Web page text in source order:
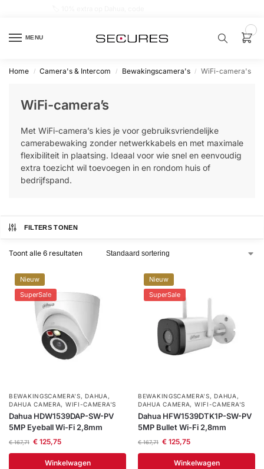
MENU
samenstellen
Alarm
met
Alarmsystemen
Camera's
Branddetectie
Inbraakbeveiliging
Contact Help Wagen
Home / Camera's & Intercom / Bewakingscamera's / WiFi-camera's
WiFi-camera’s
Met WiFi-camera’s kies je voor gebruiksvriendelijke
camerabewaking zonder netwerkkabels en met maximale
flexibiliteit in plaatsing. Ideaal voor wie snel en eenvoudig
extra toezicht wil toevoegen in en rondom huis of
bedrijfspand.
FILTERS TONEN
Toont alle 6 resultaten
Nieuw
SuperSale
BEWAKINGSCAMERA'S,DAHUA ,
DAHUA CAMERA, WIFI-CAMERA'S
Dahua HDW1539DAP-SW-PV
5MP Eyeball Wi-Fi 2,8mm
€167,71 €125,75
Winkelwagen
Nieuw
SuperSale
BEWAKINGSCAMERA'S,DAHUA ,
DAHUA CAMERA, WIFI-CAMERA'S
Dahua HFW1539DTK1P-SW-PV
5MP Bullet Wi-Fi 2,8mm
€167,71 €125,75
Winkelwagen